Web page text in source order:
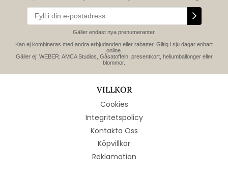
Gäller endast nya prenumeranter.
Kan ej kombineras med andra erbjudanden eller rabatter. Giltig i sju dagar enbart
online.
Gäller ej: WEBER, AMCA Studios, Gåsatoffeln, presentkort, heliumballonger eller
blommor.
VILLKOR
Cookies
Integritetspolicy
Kontakta Oss
Köpvillkor
Reklamation